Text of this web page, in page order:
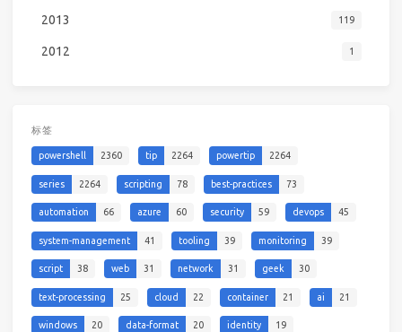
2013 119
2012 1
标签
powershell 2360 tip 2264 powertip 2264
series 2264 scripting 78 best-practices 73
automation 66 azure 60 security 59 devops 45
system-management 41 tooling 39 monitoring 39
script 38 web 31 network 31 geek 30
text-processing 25 cloud 22 container 21 ai 21
windows 20 data-format 20 identity 19